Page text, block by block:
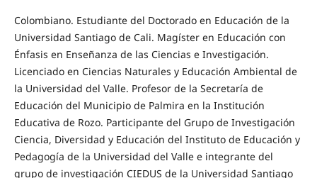
Colombiano. Estudiante del Doctorado en Educación de la
Universidad Santiago de Cali. Magíster en Educación con
Énfasis en Enseñanza de las Ciencias e Investigación.
Licenciado en Ciencias Naturales y Educación Ambiental de
la Universidad del Valle. Profesor de la Secretaría de
Educación del Municipio de Palmira en la Institución
Educativa de Rozo. Participante del Grupo de Investigación
Ciencia, Diversidad y Educación del Instituto de Educación y
Pedagogía de la Universidad del Valle e integrante del
grupo de investigación CIEDUS de la Universidad Santiago